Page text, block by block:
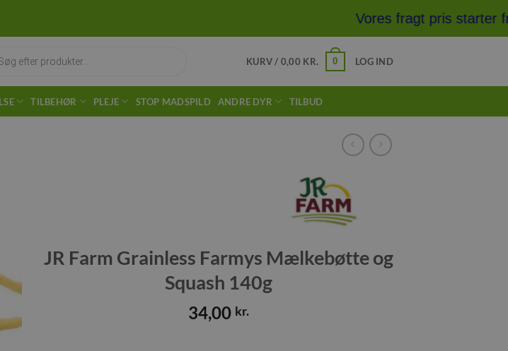
Vores fragt pris starter
KURV / 0,00 KR. 0 LOG IND
TILBEHØR PLEJE STOP MADSPILD ANDRE DYR TILBUD
JR Farm Grainless Farmys Mælkebøtte og
Squash 140g
34,00 kr.